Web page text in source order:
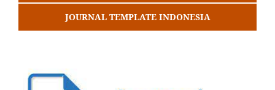
JOURNAL TEMPLATE INDONESIA